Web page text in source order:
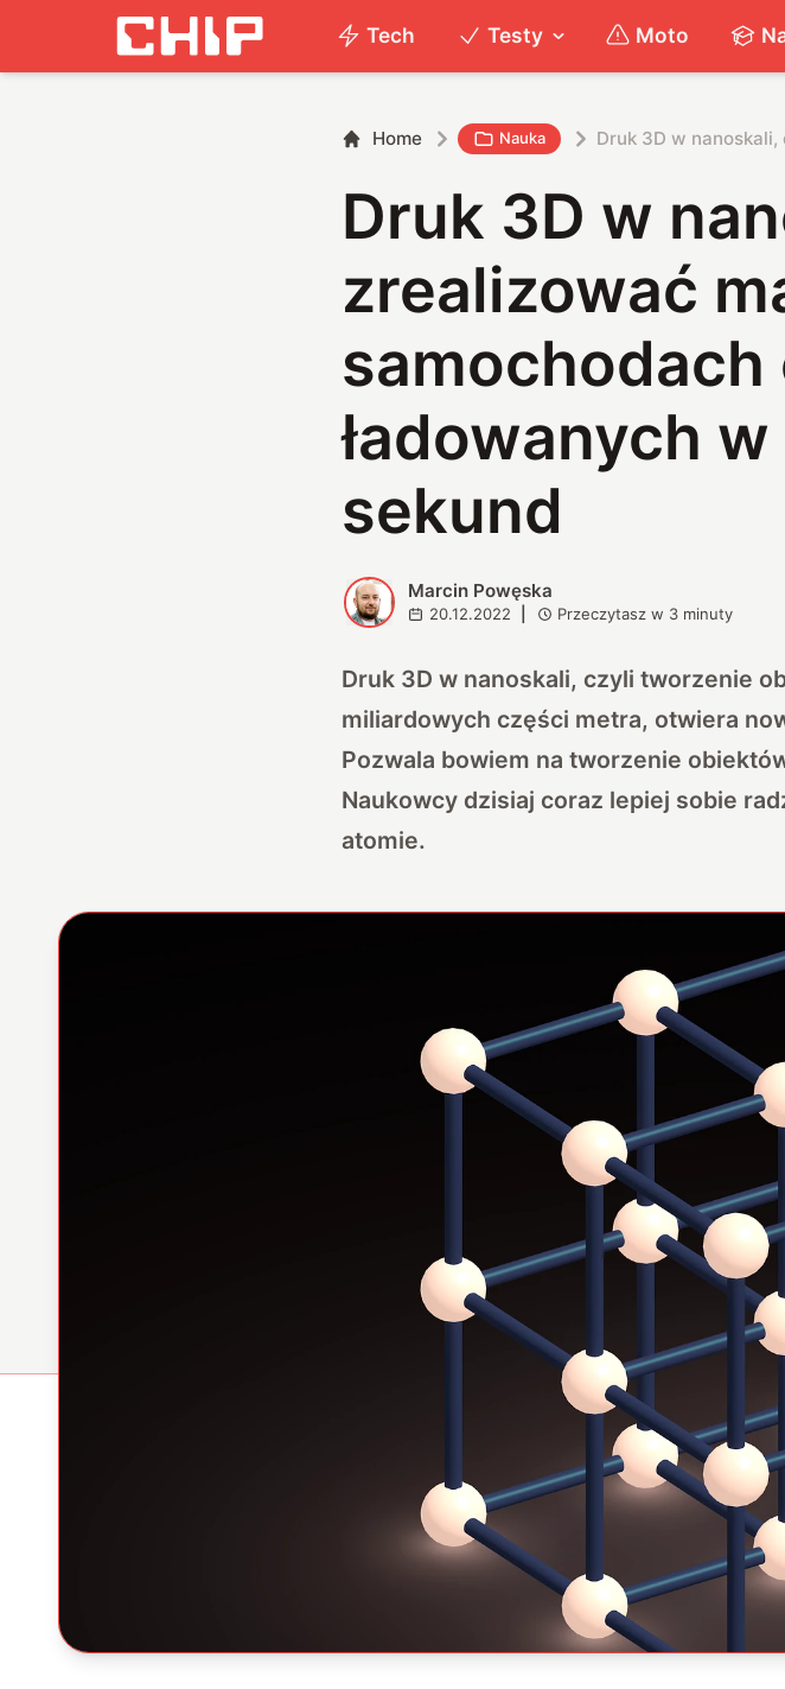
Tech Testy Moto
Home Nauka Druk 3D w
Druk 3D w
zrealizować
ładowanych
sekund
M Marcin Powęska
20.12.2022 Przeczytasz w 3 minuty
Druk 3D w nanoskali, czyli tworzenie
miliardowych części metra, otwiera
Pozwala bowiem na tworzenie
Naukowcy dzisiaj coraz lepiej sobie
atomie.